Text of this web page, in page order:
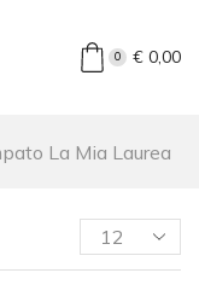
0 €0,00
La Mia Laurea